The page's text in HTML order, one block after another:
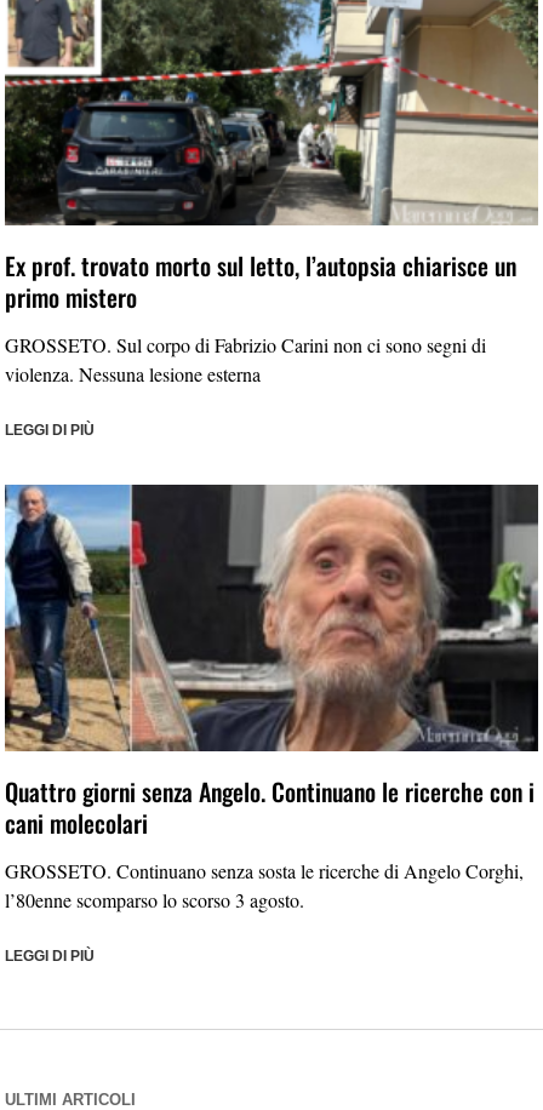
Ex prof. trovato morto sul letto, l’autopsia chiarisce un
primo mistero
GROSSETO. Sul corpo di Fabrizio Carini non ci sono segni di
violenza. Nessuna lesione esterna
LEGGI DI PIÙ
Quattro giorni senza Angelo. Continuano le ricerche con i
cani molecolari
GROSSETO. Continuano senza sosta le ricerche di Angelo Corghi,
l’80enne scomparso lo scorso 3 agosto.
LEGGI DI PIÙ
ULTIMI ARTICOLI